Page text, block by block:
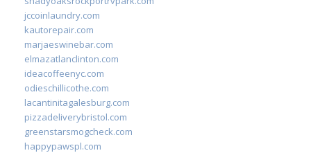
jccoinlaundry.com
kautorepair.com
marjaeswinebar.com
elmazatlanclinton.com
ideacoffeenyc.com
odieschillicothe.com
lacantinitagalesburg.com
pizzadeliverybristol.com
greenstarsmogcheck.com
happypawspl.com